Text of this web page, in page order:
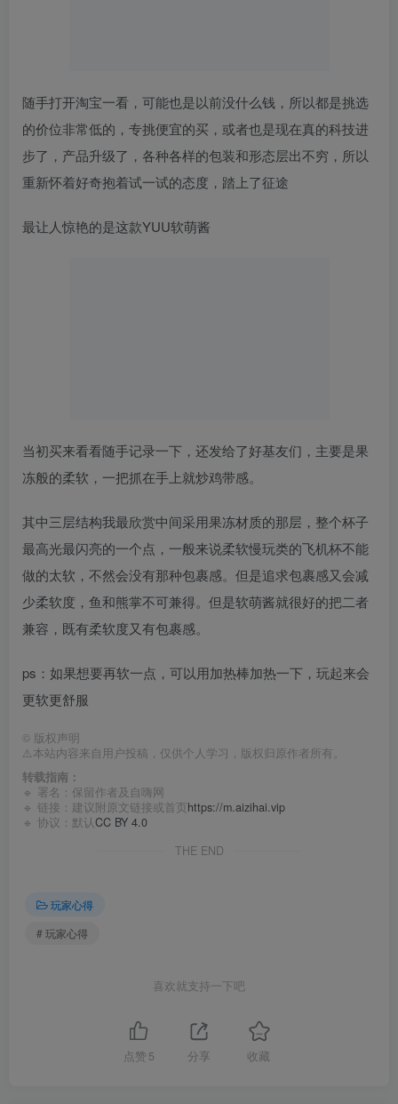
随手打开淘宝一看，可能也是以前没什么钱，所以都是挑选
的价位非常低的，专挑便宜的买，或者也是现在真的科技进
步了，产品升级了，各种各样的包装和形态层出不穷，所以
重新怀着好奇抱着试一试的态度，踏上了征途
最让人惊艳的是这款YUU软萌酱
当初买来看看随手记录一下，还发给了好基友们，主要是果
冻般的柔软，一把抓在手上就炒鸡带感。
其中三层结构我最欣赏中间采用果冻材质的那层，整个杯子
最高光最闪亮的一个点，一般来说柔软慢玩类的飞机杯不能
做的太软，不然会没有那种包裹感。但是追求包裹感又会减
少柔软度，鱼和熊掌不可兼得。但是软萌酱就很好的把二者
兼容，既有柔软度又有包裹感。
ps：如果想要再软一点，可以用加热棒加热一下，玩起来会
更软更舒服
© 版权声明
⚠️本站内容来自用户投稿，仅供个人学习，版权归原作者所有。
转载指南：
🔹 署名：保留作者及 自嗨网
🔹 链接：建议附原文链接或首页https://m.aizihai.vip
🔹 协议：默认CC BY 4.0
THE END
玩家心得
# 玩家心得
喜欢就支持一下吧
点赞 5 分享 收藏